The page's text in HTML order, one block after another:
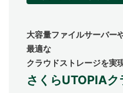
さくらUTOPIAク
大容量ファイルサーバー
最適な
クラウドストレージを実